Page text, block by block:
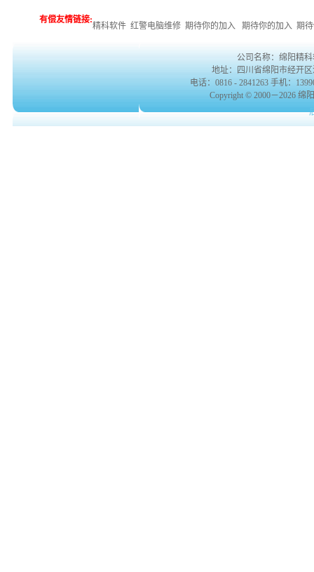
有偿友情链接:
精科软件 红警电脑维修 期待你的加入 期待你的加入 期
公司名称：绵阳精
地址：四川省绵阳市经开
电话：0816 - 2841263 手机：
Copyright © 2000－2026